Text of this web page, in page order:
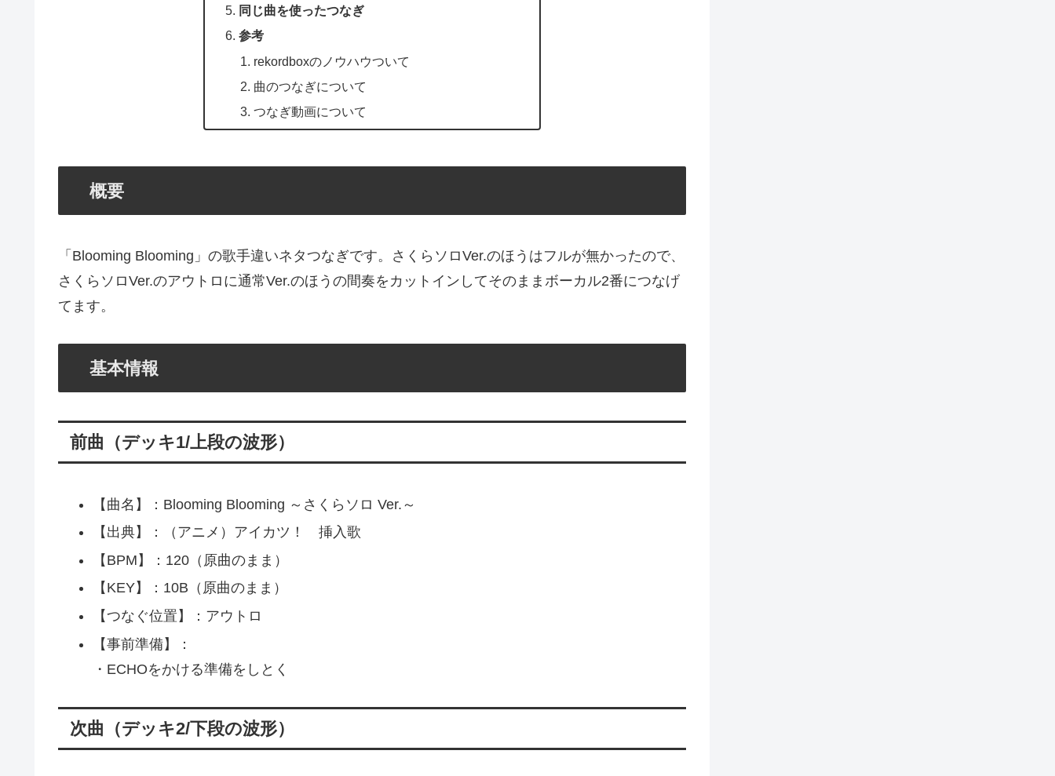
同じ曲を使ったつなぎ
参考
rekordboxのノウハウついて
曲のつなぎについて
つなぎ動画について
概要
「Blooming Blooming」の歌手違いネタつなぎです。さくらソロVer.のほうはフルが無かったので、
さくらソロVer.のアウトロに通常Ver.のほうの間奏をカットインしてそのままボーカル2番につなげ
てます。
基本情報
前曲（デッキ1/上段の波形）
【曲名】：Blooming Blooming ～さくらソロ Ver.～
【出典】：（アニメ）アイカツ！ 挿入歌
【BPM】：120（原曲のまま）
【KEY】：10B（原曲のまま）
【つなぐ位置】：アウトロ
【事前準備】：
・ECHOをかける準備をしとく
次曲（デッキ2/下段の波形）